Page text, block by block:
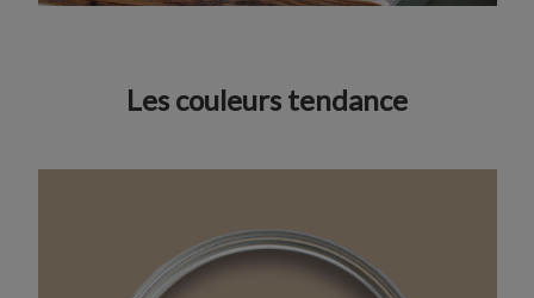
Les couleurs tendance